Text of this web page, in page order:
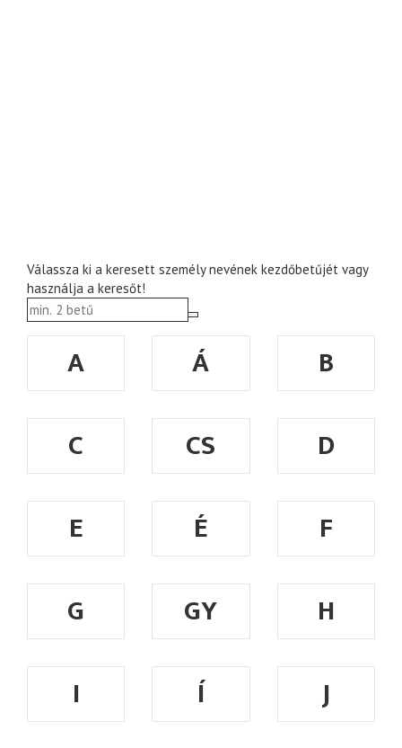
Válassza ki a keresett személy nevének kezdőbetűjét vagy
használja a keresőt!
A Á
B
C
CS
D
E
É
F
G
GY
H
I
Í J